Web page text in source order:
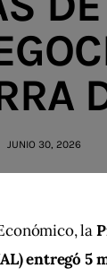
JUNIO 30, 2026
la
entregó 5